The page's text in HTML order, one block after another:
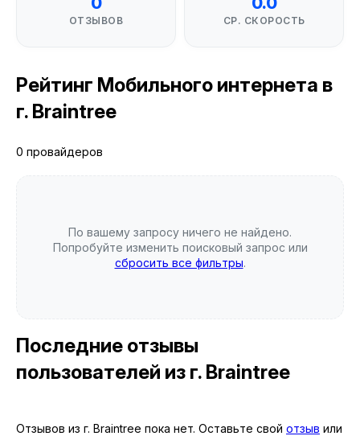
ОТЗЫВОВ СР. СКОРОСТЬ
Рейтинг Мобильного интернета в
г. Braintree
0 провайдеров
По вашему запросу ничего не найдено.
Попробуйте изменить поисковый запрос или
сбросить все фильтры.
Последние отзывы
пользователей из г. Braintree
Отзывов из г. Braintree пока нет. Оставьте свой отзыв или